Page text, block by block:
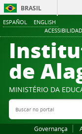
ESPAÑOL ENGLISH
BRASIL
de
MINISTÉRIO DA
Buscar no portal
Governança